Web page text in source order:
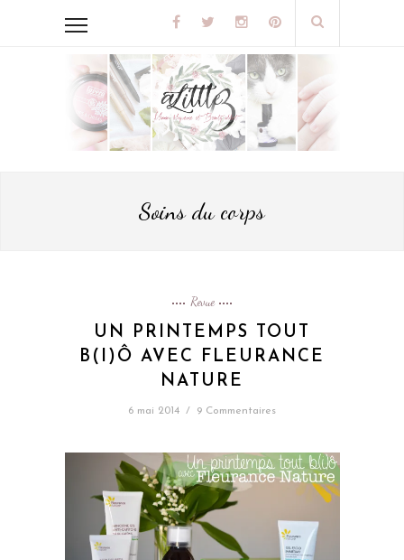
Soins du corps
Revue
UN PRINTEMPS TOUT
B(I)Ô AVEC FLEURANCE
NATURE
6 mai 2014 / 9 Commentaires